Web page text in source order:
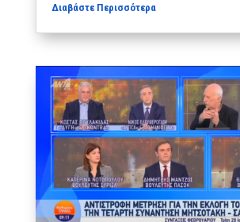
Διαβάστε Περισσότερα